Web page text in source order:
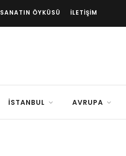
SANATIN ÖYKÜSÜ İLETIŞIM
İSTANBUL AVRUPA